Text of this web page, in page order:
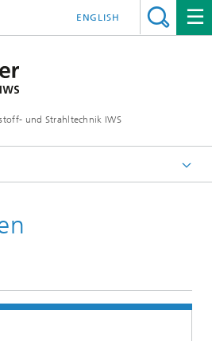
und Strahltechnik IWS
ENGLISH